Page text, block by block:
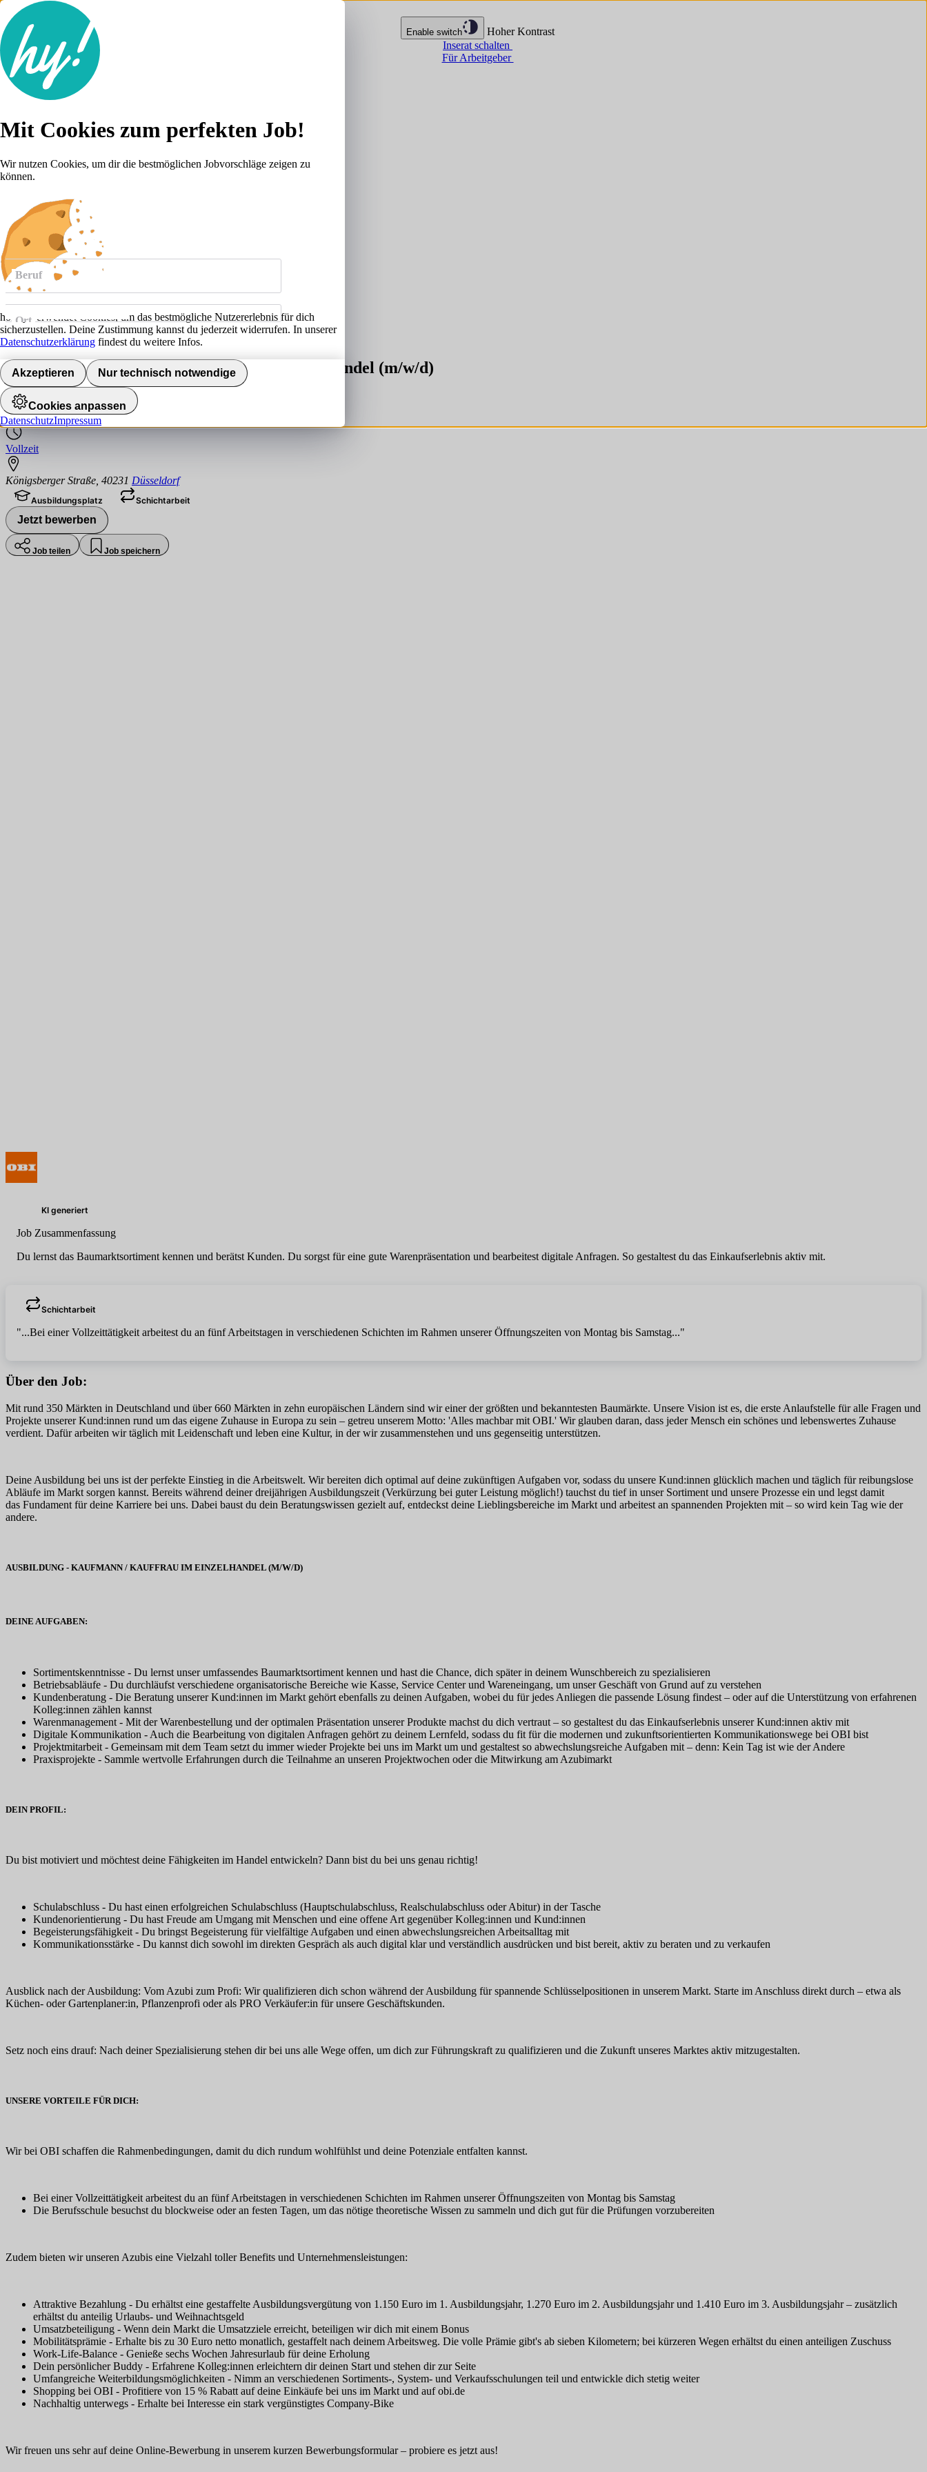
Enable switch
Hoher Kontrast
Inserat schalten
Für Arbeitgeber
Lebenslauf
Jobs anzeigen
Beruf
Ort
Jobs finden
Ausbildung - Kaufmann / Kauffrau im Einzelhandel (m/w/d)
OBI
Vollzeit
Königsberger Straße 40231 Düsseldorf
Ausbildungsplatz Schichtarbeit
Jetzt bewerben
Job teilen Job speichern
KI generiert
Job Zusammenfassung
Du lernst das Baumarktsortiment kennen und berätst Kunden. Du sorgst für eine gute Warenpräsentation und bearbeitest digitale Anfragen. So gestaltest du das Einkaufserlebnis aktiv mit.
Schichtarbeit
"...Bei einer Vollzeittätigkeit arbeitest du an fünf Arbeitstagen in verschiedenen Schichten im Rahmen unserer Öffnungszeiten von Montag bis Samstag..."
Über den Job:
Mit rund 350 Märkten in Deutschland und über 660 Märkten in zehn europäischen Ländern sind wir einer der größten und bekanntesten Baumärkte. Unsere Vision ist es, die erste Anlaufstelle für alle Fragen und
Projekte unserer Kund:innen rund um das eigene Zuhause in Europa zu sein – getreu unserem Motto: 'Alles machbar mit OBI.' Wir glauben daran, dass jeder Mensch ein schönes und lebenswertes Zuhause
verdient. Dafür arbeiten wir täglich mit Leidenschaft und leben eine Kultur, in der wir zusammenstehen und uns gegenseitig unterstützen.
Deine Ausbildung bei uns ist der perfekte Einstieg in die Arbeitswelt. Wir bereiten dich optimal auf deine zukünftigen Aufgaben vor, sodass du unsere Kund:innen glücklich machen und täglich für reibungslose
Abläufe im Markt sorgen kannst. Bereits während deiner dreijährigen Ausbildungszeit (Verkürzung bei guter Leistung möglich!) tauchst du tief in unser Sortiment und unsere Prozesse ein und legst damit
das Fundament für deine Karriere bei uns. Dabei baust du dein Beratungswissen gezielt auf, entdeckst deine Lieblingsbereiche im Markt und arbeitest an spannenden Projekten mit – so wird kein Tag wie der
andere.
AUSBILDUNG - KAUFMANN / KAUFFRAU IM EINZELHANDEL (M/W/D)
DEINE AUFGABEN:
Sortimentskenntnisse - Du lernst unser umfassendes Baumarktsortiment kennen und hast die Chance, dich später in deinem Wunschbereich zu spezialisieren
Betriebsabläufe - Du durchläufst verschiedene organisatorische Bereiche wie Kasse, Service Center und Wareneingang, um unser Geschäft von Grund auf zu verstehen
Kundenberatung - Die Beratung unserer Kund:innen im Markt gehört ebenfalls zu deinen Aufgaben, wobei du für jedes Anliegen die passende Lösung findest – oder auf die Unterstützung von erfahrenen
Kolleg:innen zählen kannst
Warenmanagement - Mit der Warenbestellung und der optimalen Präsentation unserer Produkte machst du dich vertraut – so gestaltest du das Einkaufserlebnis unserer Kund:innen aktiv mit
Digitale Kommunikation - Auch die Bearbeitung von digitalen Anfragen gehört zu deinem Lernfeld, sodass du fit für die modernen und zukunftsorientierten Kommunikationswege bei OBI bist
Projektmitarbeit - Gemeinsam mit dem Team setzt du immer wieder Projekte bei uns im Markt um und gestaltest so abwechslungsreiche Aufgaben mit – denn: Kein Tag ist wie der Andere
Praxisprojekte - Sammle wertvolle Erfahrungen durch die Teilnahme an unseren Projektwochen oder die Mitwirkung am Azubimarkt
DEIN PROFIL:
Du bist motiviert und möchtest deine Fähigkeiten im Handel entwickeln? Dann bist du bei uns genau richtig!
Schulabschluss - Du hast einen erfolgreichen Schulabschluss (Hauptschulabschluss, Realschulabschluss oder Abitur) in der Tasche
Kundenorientierung - Du hast Freude am Umgang mit Menschen und eine offene Art gegenüber Kolleg:innen und Kund:innen
Begeisterungsfähigkeit - Du bringst Begeisterung für vielfältige Aufgaben und einen abwechslungsreichen Arbeitsalltag mit
Kommunikationsstärke - Du kannst dich sowohl im direkten Gespräch als auch digital klar und verständlich ausdrücken und bist bereit, aktiv zu beraten und zu verkaufen
Ausblick nach der Ausbildung: Vom Azubi zum Profi: Wir qualifizieren dich schon während der Ausbildung für spannende Schlüsselpositionen in unserem Markt. Starte im Anschluss direkt durch – etwa als
Küchen- oder Gartenplaner:in, Pflanzenprofi oder als PRO Verkäufer:in für unsere Geschäftskunden.
Setz noch eins drauf: Nach deiner Spezialisierung stehen dir bei uns alle Wege offen, um dich zur Führungskraft zu qualifizieren und die Zukunft unseres Marktes aktiv mitzugestalten.
UNSERE VORTEILE FÜR DICH:
Wir bei OBI schaffen die Rahmenbedingungen, damit du dich rundum wohlfühlst und deine Potenziale entfalten kannst.
Bei einer Vollzeittätigkeit arbeitest du an fünf Arbeitstagen in verschiedenen Schichten im Rahmen unserer Öffnungszeiten von Montag bis Samstag
Die Berufsschule besuchst du blockweise oder an festen Tagen, um das nötige theoretische Wissen zu sammeln und dich gut für die Prüfungen vorzubereiten
Zudem bieten wir unseren Azubis eine Vielzahl toller Benefits und Unternehmensleistungen:
Attraktive Bezahlung - Du erhältst eine gestaffelte Ausbildungsvergütung von 1.150 Euro im 1. Ausbildungsjahr, 1.270 Euro im 2. Ausbildungsjahr und 1.410 Euro im 3. Ausbildungsjahr – zusätzlich
erhältst du anteilig Urlaubs- und Weihnachtsgeld
Umsatzbeteiligung - Wenn dein Markt die Umsatzziele erreicht, beteiligen wir dich mit einem Bonus
Mobilitätsprämie - Erhalte bis zu 30 Euro netto monatlich, gestaffelt nach deinem Arbeitsweg. Die volle Prämie gibt's ab sieben Kilometern; bei kürzeren Wegen erhältst du einen anteiligen Zuschuss
Work-Life-Balance - Genieße sechs Wochen Jahresurlaub für deine Erholung
Dein persönlicher Buddy - Erfahrene Kolleg:innen erleichtern dir deinen Start und stehen dir zur Seite
Umfangreiche Weiterbildungsmöglichkeiten - Nimm an verschiedenen Sortiments-, System- und Verkaufsschulungen teil und entwickle dich stetig weiter
Shopping bei OBI - Profitiere von 15 % Rabatt auf deine Einkäufe bei uns im Markt und auf obi.de
Nachhaltig unterwegs - Erhalte bei Interesse ein stark vergünstigtes Company-Bike
Wir freuen uns sehr auf deine Online-Bewerbung in unserem kurzen Bewerbungsformular – probiere es jetzt aus!
Mit Cookies zum perfekten Job!
Wir nutzen Cookies, um dir die bestmöglichen Jobvorschläge zeigen zu
können.
hokify verwendet Cookies, um das bestmögliche Nutzererlebnis für dich
sicherzustellen. Deine Zustimmung kannst du jederzeit widerrufen. In unserer
Datenschutzerklärung findest du weitere Infos.
Akzeptieren Nur technisch notwendige
Cookies anpassen
DatenschutzImpressum